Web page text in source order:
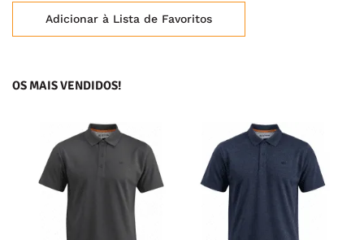
Adicionar à Lista de Favoritos
OS MAIS VENDIDOS!